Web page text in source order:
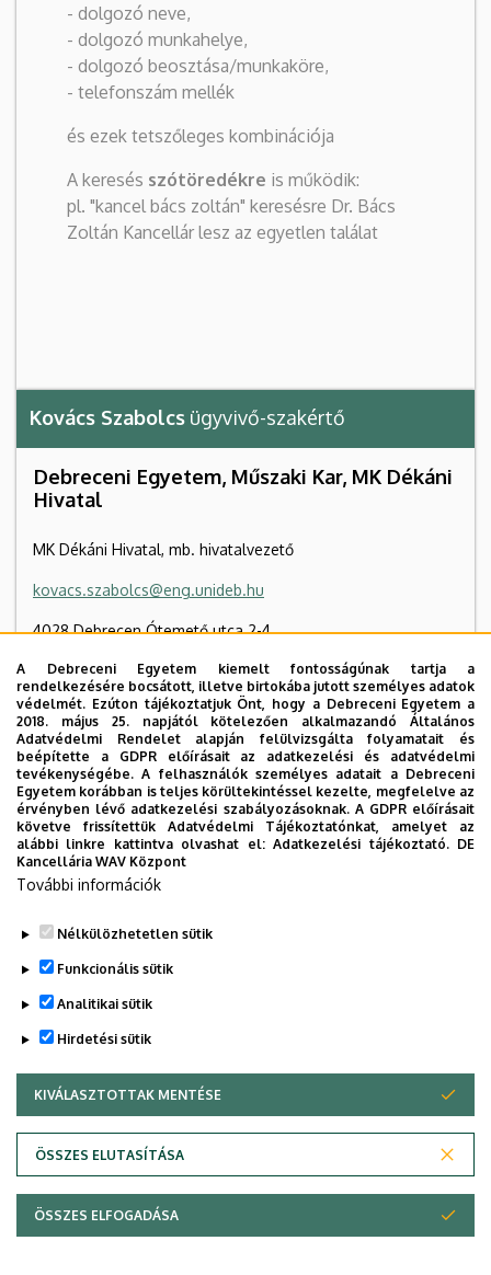
- dolgozó neve,
- dolgozó munkahelye,
- dolgozó beosztása/munkaköre,
- telefonszám mellék
és ezek tetszőleges kombinációja
A keresés szótöredékre is működik:
pl. "kancel bács zoltán" keresésre Dr. Bács
Zoltán Kancellár lesz az egyetlen találat
Kovács Szabolcs ügyvivő-szakértő
Debreceni Egyetem, Műszaki Kar, MK Dékáni
Hivatal
MK Dékáni Hivatal, mb. hivatalvezető
kovacs.szabolcs@eng.unideb.hu
4028 Debrecen Ótemető utca 2-4
Műszaki Kar "B" épület, 1. emelet, B1.10 (Dékáni Hivatal)
+36 52 415 155 / 77741
Szervezeti weboldal
Dolgozói adatmódosítás igénylése a DE
telefonkönyvében
© 2026 Unideb
A Debreceni Egyetem kiemelt fontosságúnak tartja a
rendelkezésére bocsátott, illetve birtokába jutott személyes adatok
védelmét. Ezúton tájékoztatjuk Önt, hogy a Debreceni Egyetem a
2018. május 25. napjától kötelezően alkalmazandó Általános
Adatvédelmi Rendelet alapján felülvizsgálta folyamatait és
beépítette a GDPR előírásait az adatkezelési és adatvédelmi
tevékenységébe. A felhasználók személyes adatait a Debreceni
Egyetem korábban is teljes körültekintéssel kezelte, megfelelve az
érvényben lévő adatkezelési szabályozásoknak. A GDPR előírásait
követve frissítettük Adatvédelmi Tájékoztatónkat, amelyet az
alábbi linkre kattintva olvashat el:Adatkezelési tájékoztató. DE
Kancellária WAV Központ
További információk
Nélkülözhetetlen sütik
Funkcionális sütik
Analitikai sütik
Hirdetési sütik
KIVÁLASZTOTTAK MENTÉSE
ÖSSZES ELUTASÍTÁSA
WITHDRAW CONSENT
ÖSSZES ELFOGADÁSA